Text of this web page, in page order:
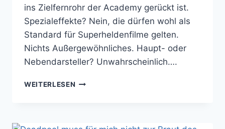
ins Zielfernrohr der Academy gerückt ist.
Spezialeffekte? Nein, die dürfen wohl als
Standard für Superheldenfilme gelten.
Nichts Außergewöhnliches. Haupt- oder
Nebendarsteller? Unwahrscheinlich….
WEITERLESEN BLACK